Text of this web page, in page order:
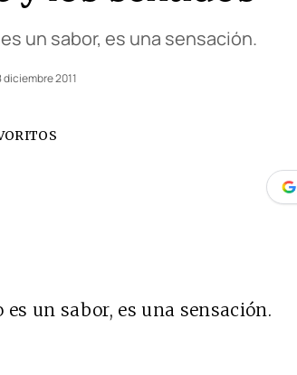
un sabor, es una sensación.
diciembre 2011
un sabor, es una sensación.